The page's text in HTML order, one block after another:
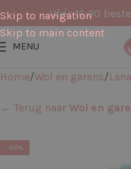
Skip to navigation
Skip to main content
Vóór 16:30
MENU
Home Wol en garens
← Terug naar Wol en
-20%